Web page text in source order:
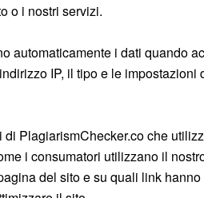
o i nostri servizi.
automaticamente i dati quando
IP, il tipo e le
PlagiarismChecker.co che
i consumatori utilizzano il
del sito e su quali link